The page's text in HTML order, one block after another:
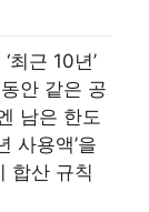
최근 10년’
안 같은 공
남은 한도
사용액’을
합산 규칙